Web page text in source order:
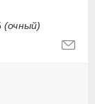
(очный)